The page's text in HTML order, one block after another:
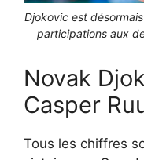
Djokovic est
participations aux
Novak
Casper
Tous les chiffres